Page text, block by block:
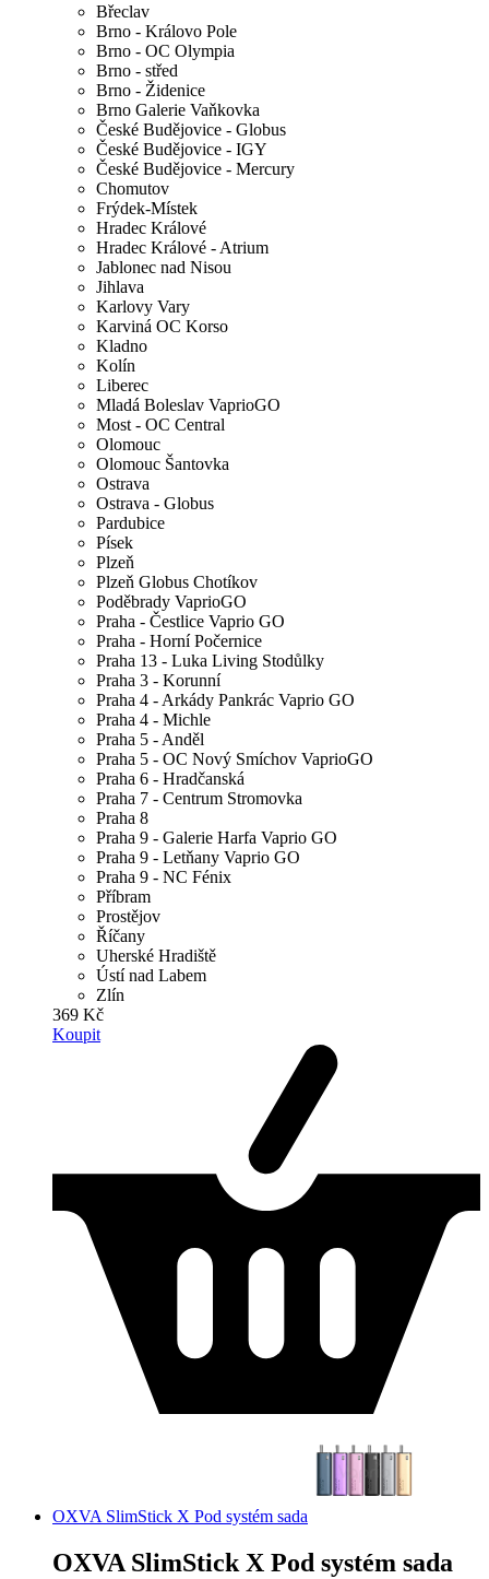
Břeclav
Brno - Královo Pole
Brno - OC Olympia
Brno - střed
Brno - Židenice
Brno Galerie Vaňkovka
České Budějovice - Globus
České Budějovice - IGY
České Budějovice - Mercury
Chomutov
Frýdek-Místek
Hradec Králové
Hradec Králové - Atrium
Jablonec nad Nisou
Jihlava
Karlovy Vary
Karviná OC Korso
Kladno
Kolín
Liberec
Mladá Boleslav VaprioGO
Most - OC Central
Olomouc
Olomouc Šantovka
Ostrava
Ostrava - Globus
Pardubice
Písek
Plzeň
Plzeň Globus Chotíkov
Poděbrady VaprioGO
Praha - Čestlice Vaprio GO
Praha - Horní Počernice
Praha 13 - Luka Living Stodůlky
Praha 3 - Korunní
Praha 4 - Arkády Pankrác Vaprio GO
Praha 4 - Michle
Praha 5 - Anděl
Praha 5 - OC Nový Smíchov VaprioGO
Praha 6 - Hradčanská
Praha 7 - Centrum Stromovka
Praha 8
Praha 9 - Galerie Harfa Vaprio GO
Praha 9 - Letňany Vaprio GO
Praha 9 - NC Fénix
Příbram
Prostějov
Říčany
Uherské Hradiště
Ústí nad Labem
Zlín
369 Kč
Koupit
OXVA SlimStick X Pod systém sada
OXVA SlimStick X Pod systém sada